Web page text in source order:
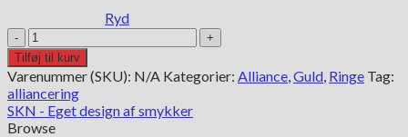
Ryd
Alliancering
14
kt
guld
med
diamant
Tilføj til kurv
Varenummer (SKU): N/A Kategorier: Alliance,Guld, Ringe Tag:
alliancering
SKN - Eget design af smykker
Browse